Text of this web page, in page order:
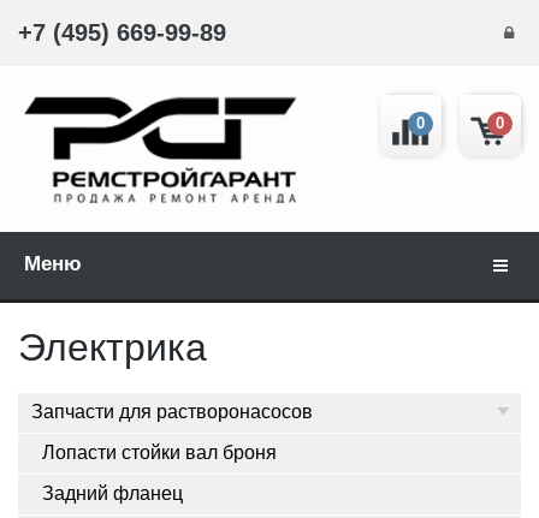
+7 (495) 669-99-89
0
0
Меню
Электрика
Запчасти для растворонасосов
Лопасти стойки вал броня
Задний фланец